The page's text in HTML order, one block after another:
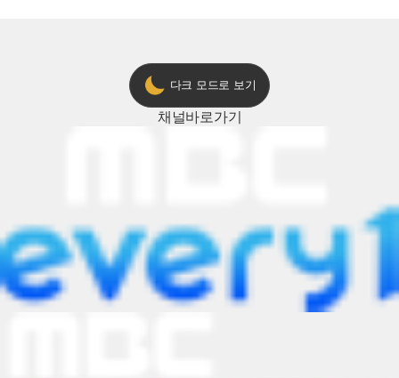
다크 모드로 보기
채널바로가기